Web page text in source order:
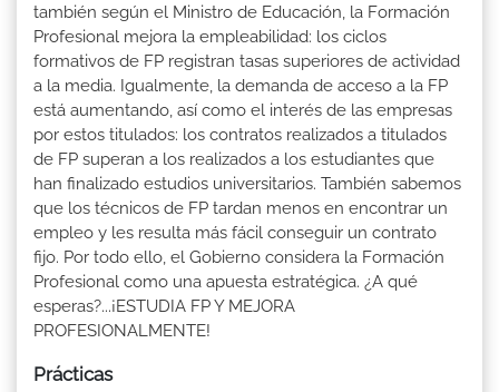
también según el Ministro de Educación, la Formación
Profesional mejora la empleabilidad: los ciclos
formativos de FP registran tasas superiores de actividad
a la media. Igualmente, la demanda de acceso a la FP
está aumentando, así como el interés de las empresas
por estos titulados: los contratos realizados a titulados
de FP superan a los realizados a los estudiantes que
han finalizado estudios universitarios. También sabemos
que los técnicos de FP tardan menos en encontrar un
empleo y les resulta más fácil conseguir un contrato
fijo. Por todo ello, el Gobierno considera la Formación
Profesional como una apuesta estratégica. ¿A qué
esperas?...¡ESTUDIA FP Y MEJORA
PROFESIONALMENTE!
Prácticas